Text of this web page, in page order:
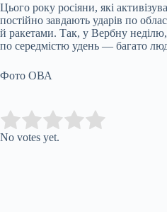
Цього року росіяни, які
постійно завдають ударів по
й ракетами. Так, у Вербну
по середмістю удень — багато
Фото ОВА
Rate this item:
No votes yet.